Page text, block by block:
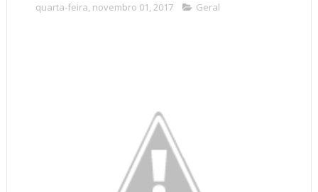
quarta-feira, novembro 01, 2017 Geral